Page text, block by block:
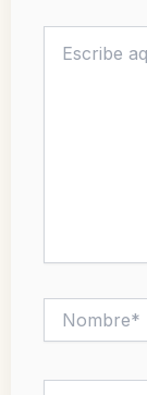
aquí...